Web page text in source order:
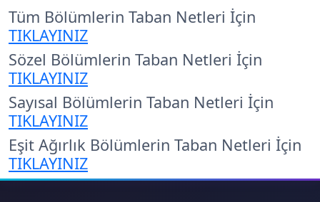
Tüm Bölümlerin Taban Netleri İçin
TIKLAYINIZ
Sözel Bölümlerin Taban Netleri İçin
TIKLAYINIZ
Sayısal Bölümlerin Taban Netleri İçin
TIKLAYINIZ
Eşit Ağırlık Bölümlerin Taban Netleri İçin
TIKLAYINIZ